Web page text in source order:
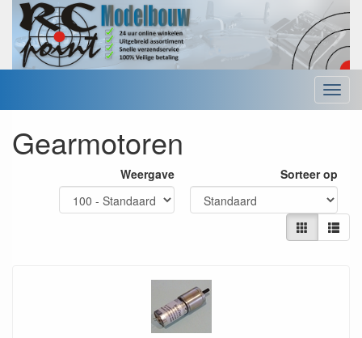
Menu
Gearmotoren
Weergave Sorteer op